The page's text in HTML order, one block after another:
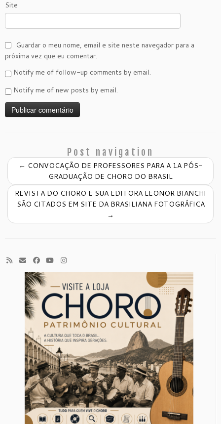
Site
Guardar o meu nome, email e site neste navegador para a
próxima vez que eu comentar.
Notify me of follow-up comments by email.
Notify me of new posts by email.
Post navigation
← CONVOCAÇÃO DE PROFESSORES PARA A 1A PÓS-
GRADUAÇÃO DE CHORO DO BRASIL
REVISTA DO CHORO E SUA EDITORA LEONOR BIANCHI
SÃO CITADOS EM SITE DA BRASILIANA FOTOGRÁFICA
→